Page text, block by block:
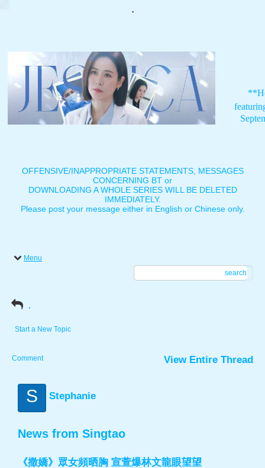
.
OFFENSIVE/INAPPROPRIATE STATEMENTS, MESSAGES
CONCERNING BT or
DOWNLOADING A WHOLE SERIES WILL BE DELETED
IMMEDIATELY.
Please post your message either in English or Chinese only.
Menu
search
.
Start a New Topic
Comment View Entire Thread
S Stephanie
News from Singtao
《撒嬌》眾女頻晒胸 宣萱爆林文龍眼望望